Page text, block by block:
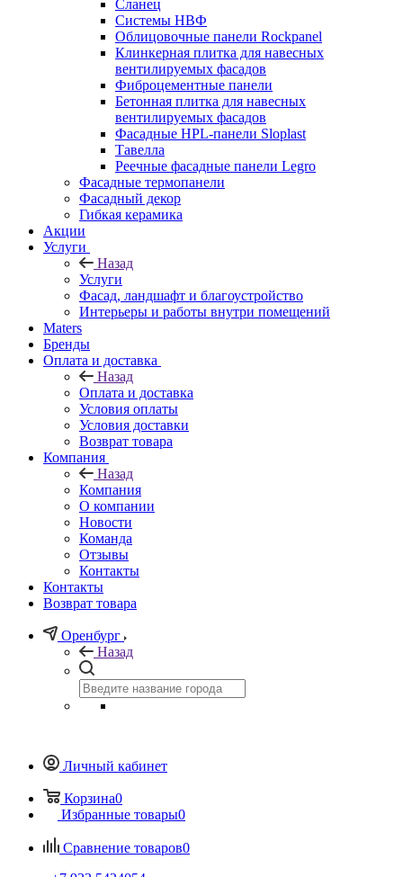
Сланец
Системы НВФ
Облицовочные панели Rockpanel
Клинкерная плитка для навесных
вентилируемых фасадов
Фиброцементные панели
Бетонная плитка для навесных
вентилируемых фасадов
Фасадные HPL-панели Sloplast
Тавелла
Реечные фасадные панели Legro
Фасадные термопанели
Фасадный декор
Гибкая керамика
Акции
Услуги
Назад
Услуги
Фасад, ландшафт и благоустройство
Интерьеры и работы внутри помещений
Maters
Бренды
Оплата и доставка
Назад
Оплата и доставка
Условия оплаты
Условия доставки
Возврат товара
Компания
Назад
Компания
О компании
Новости
Команда
Отзывы
Контакты
Контакты
Возврат товара
Оренбург
Назад
Личный кабинет
Корзина0
Избранные товары0
Сравнение товаров0